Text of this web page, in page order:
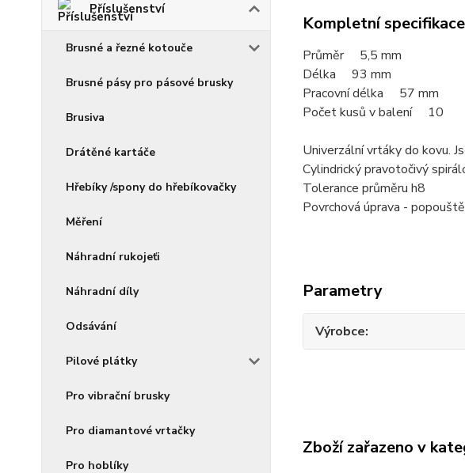
Příslušenství
Brusné a řezné kotouče
Brusné pásy pro pásové brusky
Brusiva
Drátěné kartáče
Hřebíky /spony do hřebíkovačky
Měření
Náhradní rukojeťi
Náhradní díly
Odsávání
Pilové plátky
Pro vibrační brusky
Pro diamantové vrtačky
Pro hoblíky
Kompletní specifikace
Průměr 5,5 mm
Délka 93 mm
Pracovní délka 57 mm
Počet kusů v balení 10
Univerzální vrtáky do kovu.
Cylindrický pravotočivý
Tolerance průměru h8
Povrchová úprava -
Parametry
Výrobce
Zboží zařazeno v